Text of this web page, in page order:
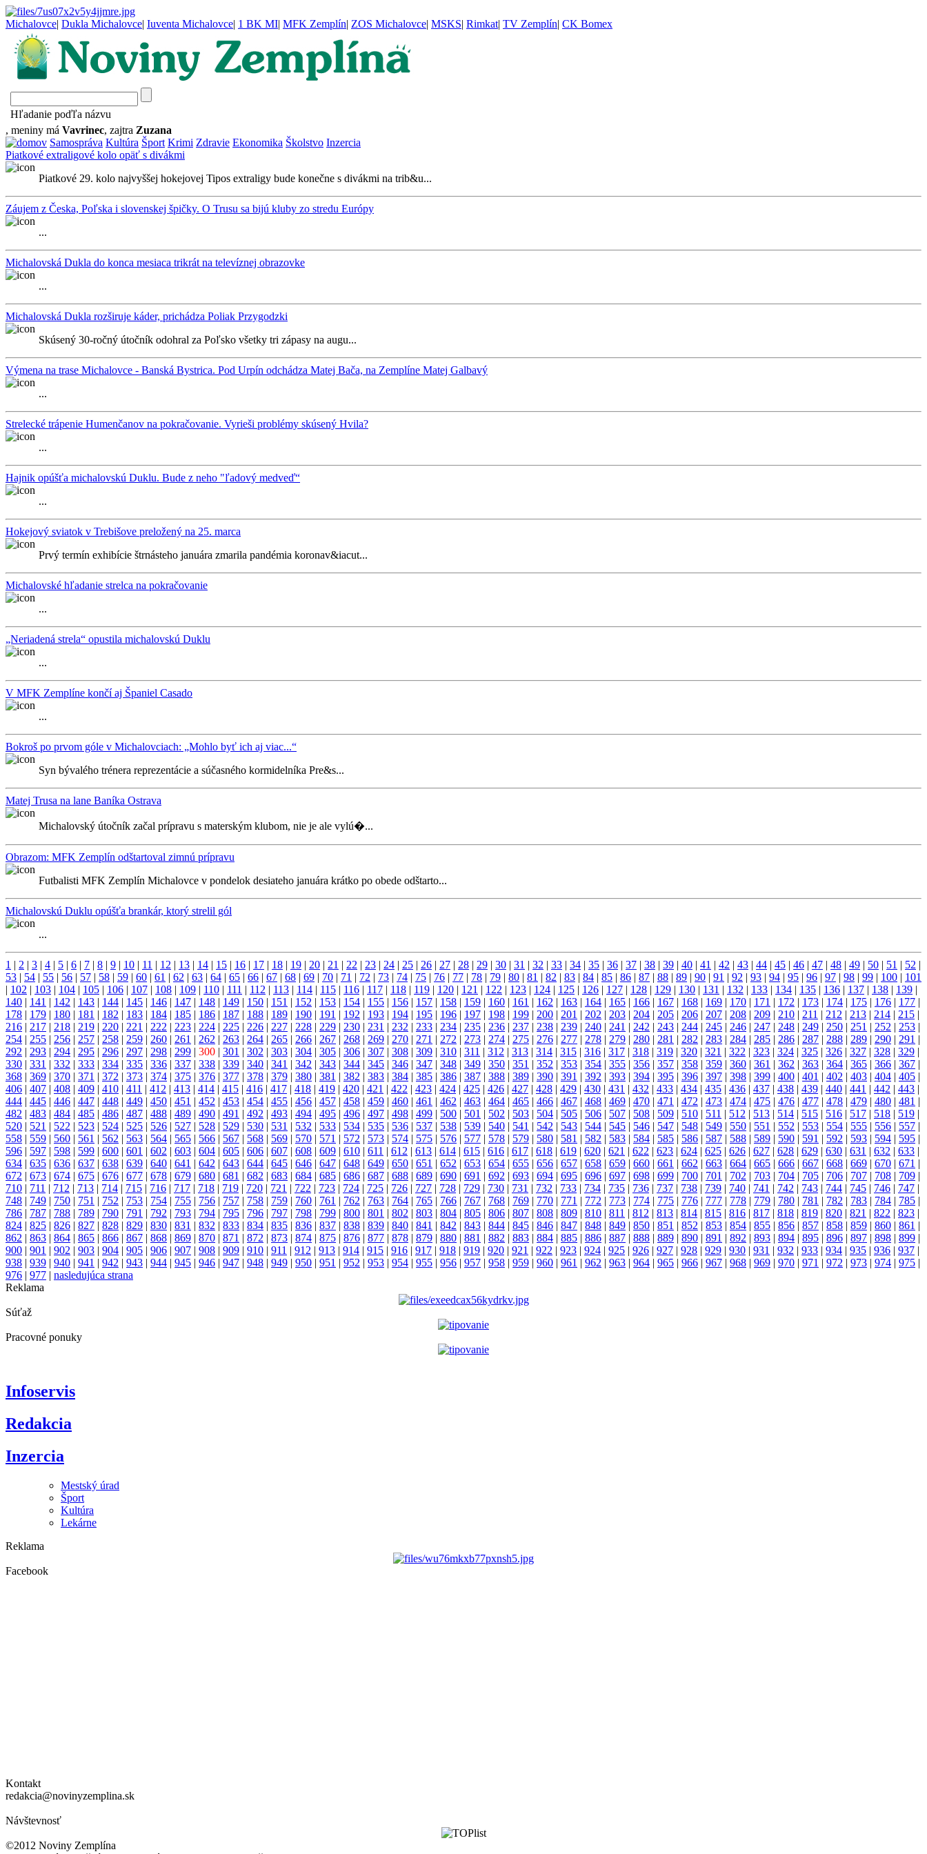
Michalovce| Dukla Michalovce| Iuventa Michalovce| 1 BK MI| MFK Zemplín| ZOS Michalovce| MSKS| Rimkat| TV Zemplín| CK Bomex
Hľadanie poďľa názvu
, meniny má Vavrinec, zajtra Zuzana
Samospráva Kultúra Šport Krimi Zdravie Ekonomika Školstvo Inzercia
Piatkové extraligové kolo opäť s divákmi
Piatkové 29. kolo najvyššej hokejovej Tipos extraligy bude konečne s divákmi na trib&u...
Záujem z Česka, Poľska i slovenskej špičky. O Trusu sa bijú kluby zo stredu Európy
...
Michalovská Dukla do konca mesiaca trikrát na televíznej obrazovke
...
Michalovská Dukla rozširuje káder, prichádza Poliak Przygodzki
Skúsený 30-ročný útočník odohral za Poľsko všetky tri zápasy na augu...
Výmena na trase Michalovce - Banská Bystrica. Pod Urpín odchádza Matej Bača, na Zemplíne Matej Galbavý
...
Strelecké trápenie Humenčanov na pokračovanie. Vyrieši problémy skúsený Hvila?
...
Hajnik opúšťa michalovskú Duklu. Bude z neho "ľadový medveď“
...
Hokejový sviatok v Trebišove preložený na 25. marca
Prvý termín exhibície štrnásteho januára zmarila pandémia koronav&iacut...
Michalovské hľadanie strelca na pokračovanie
...
„Neriadená strela“ opustila michalovskú Duklu
...
V MFK Zemplíne končí aj Španiel Casado
...
Bokroš po prvom góle v Michalovciach: „Mohlo byť ich aj viac...“
Syn bývalého trénera reprezentácie a súčasného kormidelníka Pre&s...
Matej Trusa na lane Baníka Ostrava
Michalovský útočník začal prípravu s materským klubom, nie je ale vylú�...
Obrazom: MFK Zemplín odštartoval zimnú prípravu
Futbalisti MFK Zemplín Michalovce v pondelok desiateho januára krátko po obede odštarto...
Michalovskú Duklu opúšťa brankár, ktorý strelil gól
...
1 | 2 | 3 | 4 | 5 | 6 | 7 | 8 | 9 | 10 | 11 | 12 | 13 | 14 | 15 | 16 | 17 | 18 | 19 | 20 | 21 | 22 | 23 | 24 | 25 | 26 | 27 | 28 | 29 | 30 | 31 | 32 | 33 | 34 | 35 | 36 | 37 | 38 | 39 | 40 | 41 | 42 | 43 | 44 | 45 | 46 | 47 | 48 | 49 | 50 | 51 | 52 |
53 | 54 | 55 | 56 | 57 | 58 | 59 | 60 | 61 | 62 | 63 | 64 | 65 | 66 | 67 | 68 | 69 | 70 | 71 | 72 | 73 | 74 | 75 | 76 | 77 | 78 | 79 | 80 | 81 | 82 | 83 | 84 | 85 | 86 | 87 | 88 | 89 | 90 | 91 | 92 | 93 | 94 | 95 | 96 | 97 | 98 | 99 | 100 | 101
| 102 | 103 | 104 | 105 | 106 | 107 | 108 | 109 | 110 | 111 | 112 | 113 | 114 | 115 | 116 | 117 | 118 | 119 | 120 | 121 | 122 | 123 | 124 | 125 | 126 | 127 | 128 | 129 | 130 | 131 | 132 | 133 | 134 | 135 | 136 | 137 | 138 | 139 |
140 | 141 | 142 | 143 | 144 | 145 | 146 | 147 | 148 | 149 | 150 | 151 | 152 | 153 | 154 | 155 | 156 | 157 | 158 | 159 | 160 | 161 | 162 | 163 | 164 | 165 | 166 | 167 | 168 | 169 | 170 | 171 | 172 | 173 | 174 | 175 | 176 | 177 |
178 | 179 | 180 | 181 | 182 | 183 | 184 | 185 | 186 | 187 | 188 | 189 | 190 | 191 | 192 | 193 | 194 | 195 | 196 | 197 | 198 | 199 | 200 | 201 | 202 | 203 | 204 | 205 | 206 | 207 | 208 | 209 | 210 | 211 | 212 | 213 | 214 | 215 |
216 | 217 | 218 | 219 | 220 | 221 | 222 | 223 | 224 | 225 | 226 | 227 | 228 | 229 | 230 | 231 | 232 | 233 | 234 | 235 | 236 | 237 | 238 | 239 | 240 | 241 | 242 | 243 | 244 | 245 | 246 | 247 | 248 | 249 | 250 | 251 | 252 | 253 |
254 | 255 | 256 | 257 | 258 | 259 | 260 | 261 | 262 | 263 | 264 | 265 | 266 | 267 | 268 | 269 | 270 | 271 | 272 | 273 | 274 | 275 | 276 | 277 | 278 | 279 | 280 | 281 | 282 | 283 | 284 | 285 | 286 | 287 | 288 | 289 | 290 | 291 |
292 | 293 | 294 | 295 | 296 | 297 | 298 | 299 | 300 | 301 | 302 | 303 | 304 | 305 | 306 | 307 | 308 | 309 | 310 | 311 | 312 | 313 | 314 | 315 | 316 | 317 | 318 | 319 | 320 | 321 | 322 | 323 | 324 | 325 | 326 | 327 | 328 | 329 |
330 | 331 | 332 | 333 | 334 | 335 | 336 | 337 | 338 | 339 | 340 | 341 | 342 | 343 | 344 | 345 | 346 | 347 | 348 | 349 | 350 | 351 | 352 | 353 | 354 | 355 | 356 | 357 | 358 | 359 | 360 | 361 | 362 | 363 | 364 | 365 | 366 | 367 |
368 | 369 | 370 | 371 | 372 | 373 | 374 | 375 | 376 | 377 | 378 | 379 | 380 | 381 | 382 | 383 | 384 | 385 | 386 | 387 | 388 | 389 | 390 | 391 | 392 | 393 | 394 | 395 | 396 | 397 | 398 | 399 | 400 | 401 | 402 | 403 | 404 | 405 |
406 | 407 | 408 | 409 | 410 | 411 | 412 | 413 | 414 | 415 | 416 | 417 | 418 | 419 | 420 | 421 | 422 | 423 | 424 | 425 | 426 | 427 | 428 | 429 | 430 | 431 | 432 | 433 | 434 | 435 | 436 | 437 | 438 | 439 | 440 | 441 | 442 | 443 |
444 | 445 | 446 | 447 | 448 | 449 | 450 | 451 | 452 | 453 | 454 | 455 | 456 | 457 | 458 | 459 | 460 | 461 | 462 | 463 | 464 | 465 | 466 | 467 | 468 | 469 | 470 | 471 | 472 | 473 | 474 | 475 | 476 | 477 | 478 | 479 | 480 | 481 |
482 | 483 | 484 | 485 | 486 | 487 | 488 | 489 | 490 | 491 | 492 | 493 | 494 | 495 | 496 | 497 | 498 | 499 | 500 | 501 | 502 | 503 | 504 | 505 | 506 | 507 | 508 | 509 | 510 | 511 | 512 | 513 | 514 | 515 | 516 | 517 | 518 | 519 |
520 | 521 | 522 | 523 | 524 | 525 | 526 | 527 | 528 | 529 | 530 | 531 | 532 | 533 | 534 | 535 | 536 | 537 | 538 | 539 | 540 | 541 | 542 | 543 | 544 | 545 | 546 | 547 | 548 | 549 | 550 | 551 | 552 | 553 | 554 | 555 | 556 | 557 |
558 | 559 | 560 | 561 | 562 | 563 | 564 | 565 | 566 | 567 | 568 | 569 | 570 | 571 | 572 | 573 | 574 | 575 | 576 | 577 | 578 | 579 | 580 | 581 | 582 | 583 | 584 | 585 | 586 | 587 | 588 | 589 | 590 | 591 | 592 | 593 | 594 | 595 |
596 | 597 | 598 | 599 | 600 | 601 | 602 | 603 | 604 | 605 | 606 | 607 | 608 | 609 | 610 | 611 | 612 | 613 | 614 | 615 | 616 | 617 | 618 | 619 | 620 | 621 | 622 | 623 | 624 | 625 | 626 | 627 | 628 | 629 | 630 | 631 | 632 | 633 |
634 | 635 | 636 | 637 | 638 | 639 | 640 | 641 | 642 | 643 | 644 | 645 | 646 | 647 | 648 | 649 | 650 | 651 | 652 | 653 | 654 | 655 | 656 | 657 | 658 | 659 | 660 | 661 | 662 | 663 | 664 | 665 | 666 | 667 | 668 | 669 | 670 | 671 |
672 | 673 | 674 | 675 | 676 | 677 | 678 | 679 | 680 | 681 | 682 | 683 | 684 | 685 | 686 | 687 | 688 | 689 | 690 | 691 | 692 | 693 | 694 | 695 | 696 | 697 | 698 | 699 | 700 | 701 | 702 | 703 | 704 | 705 | 706 | 707 | 708 | 709 |
710 | 711 | 712 | 713 | 714 | 715 | 716 | 717 | 718 | 719 | 720 | 721 | 722 | 723 | 724 | 725 | 726 | 727 | 728 | 729 | 730 | 731 | 732 | 733 | 734 | 735 | 736 | 737 | 738 | 739 | 740 | 741 | 742 | 743 | 744 | 745 | 746 | 747 |
748 | 749 | 750 | 751 | 752 | 753 | 754 | 755 | 756 | 757 | 758 | 759 | 760 | 761 | 762 | 763 | 764 | 765 | 766 | 767 | 768 | 769 | 770 | 771 | 772 | 773 | 774 | 775 | 776 | 777 | 778 | 779 | 780 | 781 | 782 | 783 | 784 | 785 |
786 | 787 | 788 | 789 | 790 | 791 | 792 | 793 | 794 | 795 | 796 | 797 | 798 | 799 | 800 | 801 | 802 | 803 | 804 | 805 | 806 | 807 | 808 | 809 | 810 | 811 | 812 | 813 | 814 | 815 | 816 | 817 | 818 | 819 | 820 | 821 | 822 | 823 |
824 | 825 | 826 | 827 | 828 | 829 | 830 | 831 | 832 | 833 | 834 | 835 | 836 | 837 | 838 | 839 | 840 | 841 | 842 | 843 | 844 | 845 | 846 | 847 | 848 | 849 | 850 | 851 | 852 | 853 | 854 | 855 | 856 | 857 | 858 | 859 | 860 | 861 |
862 | 863 | 864 | 865 | 866 | 867 | 868 | 869 | 870 | 871 | 872 | 873 | 874 | 875 | 876 | 877 | 878 | 879 | 880 | 881 | 882 | 883 | 884 | 885 | 886 | 887 | 888 | 889 | 890 | 891 | 892 | 893 | 894 | 895 | 896 | 897 | 898 | 899 |
900 | 901 | 902 | 903 | 904 | 905 | 906 | 907 | 908 | 909 | 910 | 911 | 912 | 913 | 914 | 915 | 916 | 917 | 918 | 919 | 920 | 921 | 922 | 923 | 924 | 925 | 926 | 927 | 928 | 929 | 930 | 931 | 932 | 933 | 934 | 935 | 936 | 937 |
938 | 939 | 940 | 941 | 942 | 943 | 944 | 945 | 946 | 947 | 948 | 949 | 950 | 951 | 952 | 953 | 954 | 955 | 956 | 957 | 958 | 959 | 960 | 961 | 962 | 963 | 964 | 965 | 966 | 967 | 968 | 969 | 970 | 971 | 972 | 973 | 974 | 975 |
976 | 977 | nasledujúca strana
Reklama
Súťaž
Pracovné ponuky
Infoservis
Redakcia
Inzercia
Mestský úrad
Šport
Kultúra
Lekárne
Reklama
Facebook
Kontakt
redakcia@novinyzemplina.sk
Návštevnosť
©2012 Noviny Zemplína